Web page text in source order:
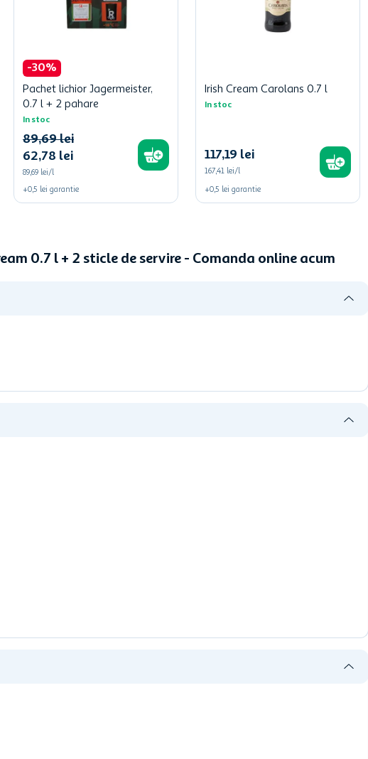
-30%
Pachet lichior Jagermeister,
0.7 l + 2 pahare
In stoc
62,78 lei
89,69 lei
89,69 lei/l
+0,5 lei garantie
Irish Cream Carolans 0.7 l
In stoc
117,19 lei
167,41 lei/l
+0,5 lei garantie
0.7 l + 2 sticle de servire - Comanda online acum